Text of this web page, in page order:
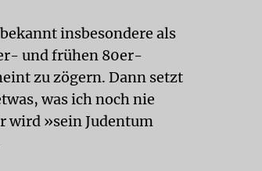
insbesondere als
und frühen 80er-
zu zögern. Dann setzt
was ich noch nie
wird »sein Judentum